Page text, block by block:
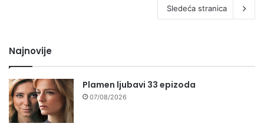
Sledeća stranica
Najnovije
Plamen ljubavi 33 epizoda
07/08/2026